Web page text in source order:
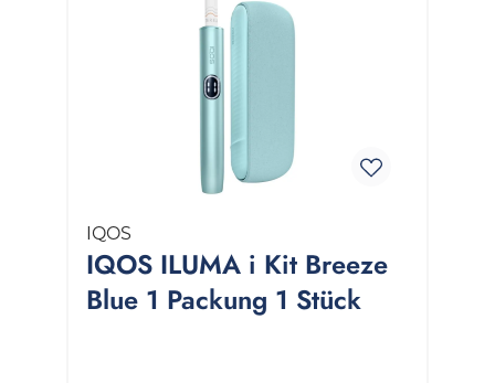
IQOS
IQOS ILUMA i Kit Breeze
Blue 1 Packung 1 Stück